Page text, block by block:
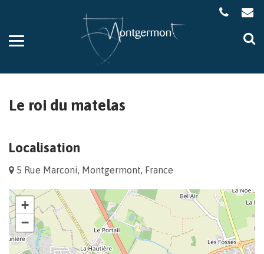
Aller
la
Le roi du matelas
Localisation
5 Rue Marconi, Montgermont, France
+
−